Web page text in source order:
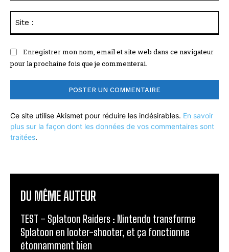
Enregistrer mon nom, email et site web dans ce navigateur
pour la prochaine fois que je commenterai.
Ce site utilise Akismet pour réduire les indésirables. En savoir
plus sur la façon dont les données de vos commentaires sont
traitées.
DU MÊME AUTEUR
TEST – Splatoon Raiders : Nintendo transforme
Splatoon en looter-shooter, et ça fonctionne
étonnamment bien